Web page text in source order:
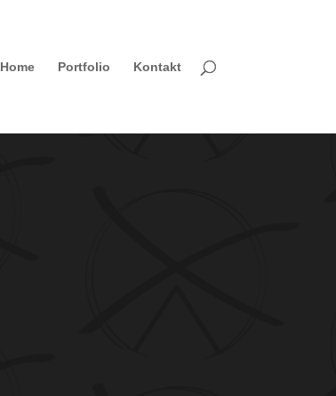
Home Portfolio Kontakt